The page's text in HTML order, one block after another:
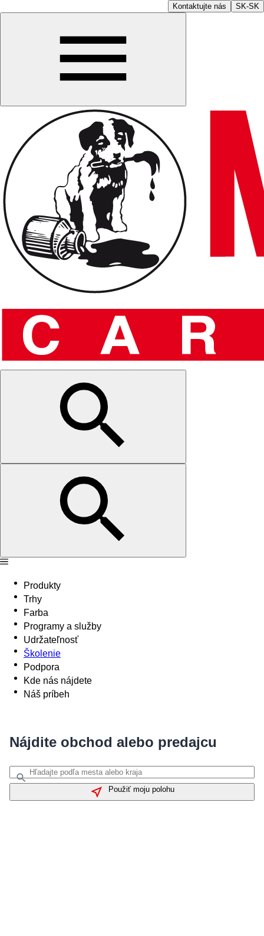
Kontaktujte nás SK-SK
Produkty
Trhy
Farba
Programy a služby
Udržateľnosť
Školenie
Podpora
Kde nás nájdete
Náš príbeh
Nájdite obchod alebo predajcu
Použiť moju polohu